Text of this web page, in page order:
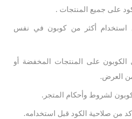
على جميع المنتجات .
استخدام أكثر من كوبون في نفس
الكوبون على المنتجات المخفضة أو
العرض.
لشروط وأحكام المتجر.
من صلاحية الكود قبل استخدامه.